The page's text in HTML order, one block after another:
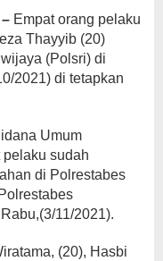
Empat orang pelaku
Thayyib (20)
(Polsri) di
2021) di tetapkan
Umum
sudah
di Polrestabes
11/2021).
(20), Hasbi